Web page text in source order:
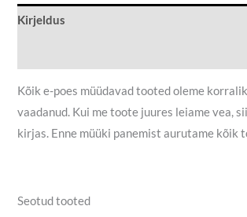
Kirjeldus
Kõik e-poes müüdavad tooted oleme
vaadanud. Kui me toote juures leiame vea,
kirjas. Enne müüki panemist aurutame kõik
Seotud tooted